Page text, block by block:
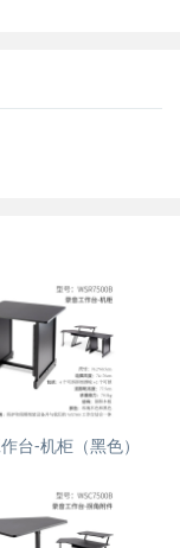
台-机柜（黑色）